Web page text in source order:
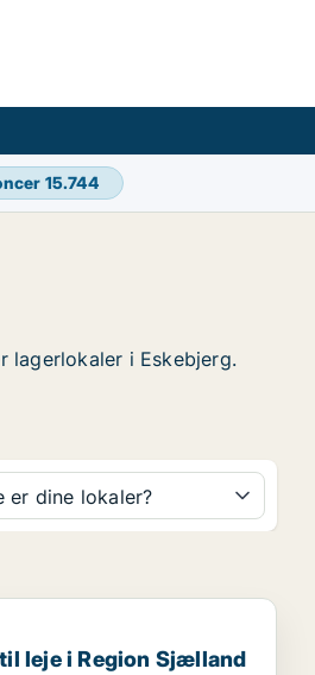
15.744
lagerlokaler i Eskebjerg.
er dine lokaler?
i Region Sjælland
leje i Region Sjælland